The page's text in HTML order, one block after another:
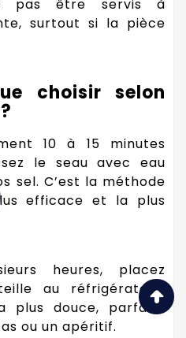
pas être servis à
surtout si la pièce
choisir selon
10 à 15 minutes
le seau avec eau
sel. C’est la méthode
efficace et la plus
heures, placez
au réfrigérateur.
plus douce, parfaite
ou un apéritif.